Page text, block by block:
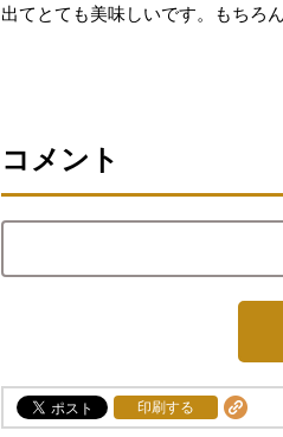
出てとても美味しいです。もちろ
コメント
印刷する